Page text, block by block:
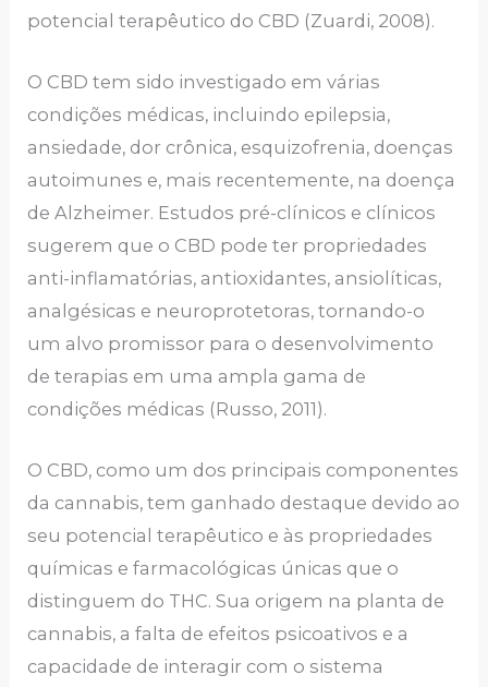
potencial terapêutico do CBD (Zuardi, 2008).
O CBD tem sido investigado em várias
condições médicas, incluindo epilepsia,
ansiedade, dor crônica, esquizofrenia, doenças
autoimunes e, mais recentemente, na doença
de Alzheimer. Estudos pré-clínicos e clínicos
sugerem que o CBD pode ter propriedades
anti-inflamatórias, antioxidantes, ansiolíticas,
analgésicas e neuroprotetoras, tornando-o
um alvo promissor para o desenvolvimento
de terapias em uma ampla gama de
condições médicas (Russo, 2011).
O CBD, como um dos principais componentes
da cannabis, tem ganhado destaque devido ao
seu potencial terapêutico e às propriedades
químicas e farmacológicas únicas que o
distinguem do THC. Sua origem na planta de
cannabis, a falta de efeitos psicoativos e a
capacidade de interagir com o sistema